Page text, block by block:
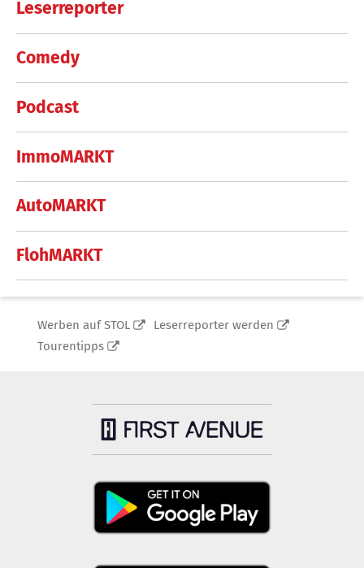
Leserreporter
Comedy
Podcast
ImmoMARKT
AutoMARKT
FlohMARKT
Werben auf STOL
Leserreporter werden
Tourentipps